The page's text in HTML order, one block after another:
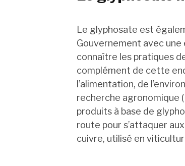
Le glyphosate est
Gouvernement avec une
connaître les pratiques
complément de cette
l’alimentation, de
recherche agronomique
produits à base de
route pour s’attaquer
cuivre, utilisé en